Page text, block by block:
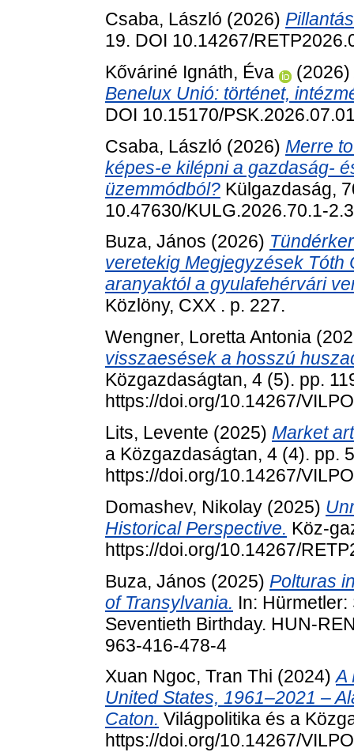
Csaba, László (2026)
19. DOI 10.14267/
Kőváriné Ignáth, Éva
(2026)
Benelux Unió: történet,
DOI 10.15170/
Csaba, László (2026) Merre
képes-e kilépni a gazdaság-
üzemmódból? Külgazdaság,
10.47630/KULG.2026.70.1-
Buza, János (2026)
veretekig Megjegyzések Tóth
aranyaktól a gyulafehérvári
Közlöny, CXX . p. 227.
Wengner, Loretta Antonia
visszaesések a hosszú
Közgazdaságtan, 4 (5). pp.
https://doi.org/10.14267/
Lits, Levente (2025) Market
a Közgazdaságtan, 4 (4). pp.
https://doi.org/10.14267/
Domashev, Nikolay (2025)
Historical Perspective. Köz-
https://doi.org/10.14267/
Buza, János (2025) Polturas
of Transylvania. In:
Seventieth Birthday. HUN-
963-416-478-4
Xuan Ngoc, Tran Thi (2024)A
United States, 1961–2021 –
Caton. Világpolitika és a
https://doi.org/10.14267/